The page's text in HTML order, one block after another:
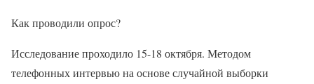
Как проводили опрос?
Исследование проходило 15-18 октября. Методом
телефонных интервью на основе случайной выборки